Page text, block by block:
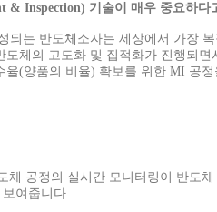
& Inspection) 기술이 매우 중요하
되는 반도체소자는 세상에서 가장
도체의 고도화 및 집적화가 진행되
율(양품의 비율) 확보를 위한 MI 공
체 공정의 실시간 모니터링이 반도
여줍니다.